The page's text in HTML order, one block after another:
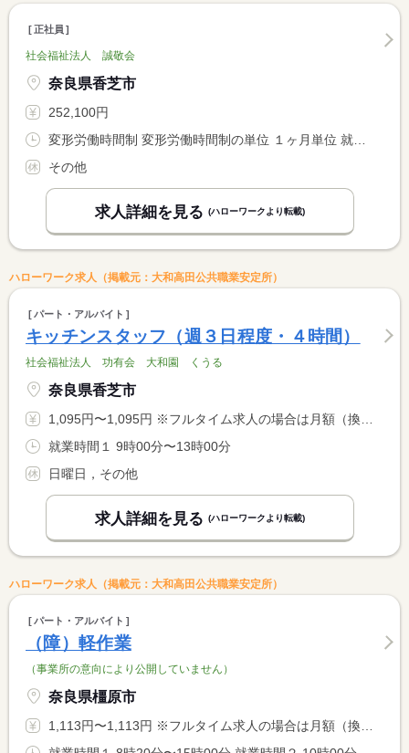
正社員
社会福祉法人 誠敬会
奈良県香芝市
252,100円
その他
求人詳細を見る (ハローワークより転載)
ハローワーク求人（掲載元：大和高田公共職業安定所）
パート・アルバイト
キッチンスタッフ（週３日程度・４時間）
社会福祉法人 功有会 大和園 くうる
奈良県香芝市
1,095円〜1,095円 ※フルタイム求人の場合は月額（換算額）、パート求人の場合は時間額を表示しています。
就業時間１ 9時00分〜13時00分
日曜日，その他
求人詳細を見る (ハローワークより転載)
ハローワーク求人（掲載元：大和高田公共職業安定所）
パート・アルバイト
（障）軽作業
（事業所の意向により公開していません）
奈良県橿原市
1,113円〜1,113円 ※フルタイム求人の場合は月額（換算額）、パート求人の場合は時間額を表示しています。